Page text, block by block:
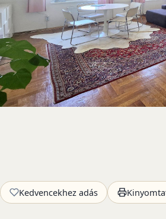
Kedvencekhez adás